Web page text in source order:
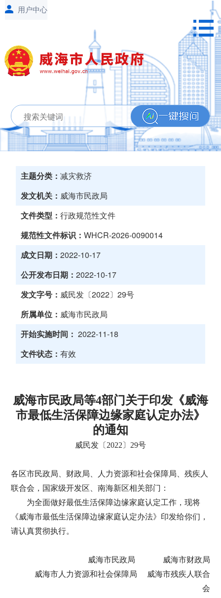
主题分类：减灾救济
发文机关： 威海市民政局
文件类型：行政规范性文件
规范性文件标识：WHCR-2026-0090014
成文日期：2022-10-17
公开发布日期：2022-10-17
发文字号： 威民发〔2022〕29号
所属单位： 威海市民政局
开始实施时间： 2022-11-18
文件状态：有效
威海市民政局等4部门关于印发《威海
市最低生活保障边缘家庭认定办法》
的通知
威民发〔2022〕29号
各区市民政局、财政局、人力资源和社会保障局、残疾人
联合会，国家级开发区、南海新区相关部门：
为全面做好最低生活保障边缘家庭认定工作，现将
《威海市最低生活保障边缘家庭认定办法》印发给你们，
请认真贯彻执行。
威海市民政局 威海市财政局
威海市人力资源和社会保障局 威海市残疾人联合
会